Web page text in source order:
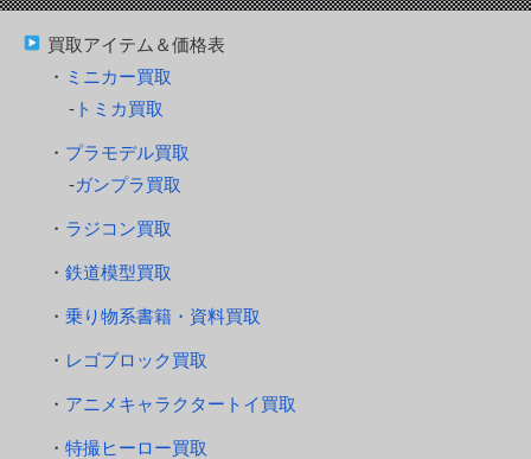
買取アイテム＆価格表
ミニカー買取
トミカ買取
プラモデル買取
ガンプラ買取
ラジコン買取
鉄道模型買取
乗り物系書籍・資料買取
レゴブロック買取
アニメキャラクタートイ買取
特撮ヒーロー買取